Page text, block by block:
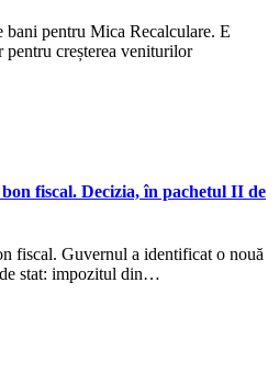
bani pentru Mica Recalculare. E
creșterea veniturilor
fiscal. Decizia, în pachetul II de
fiscal. Guvernul a identificat o nouă
stat: impozitul din…